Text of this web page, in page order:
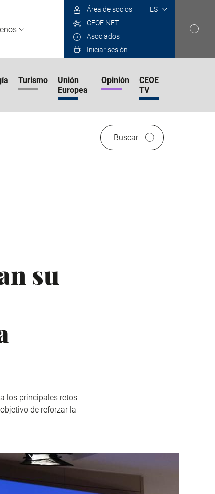
Select
Área de socios
CEOE NET
Asociados
Iniciar sesión
Turismo
Unión
Europea
Opinión
CEOE
TV
Buscar
su
los principales retos
de reforzar la